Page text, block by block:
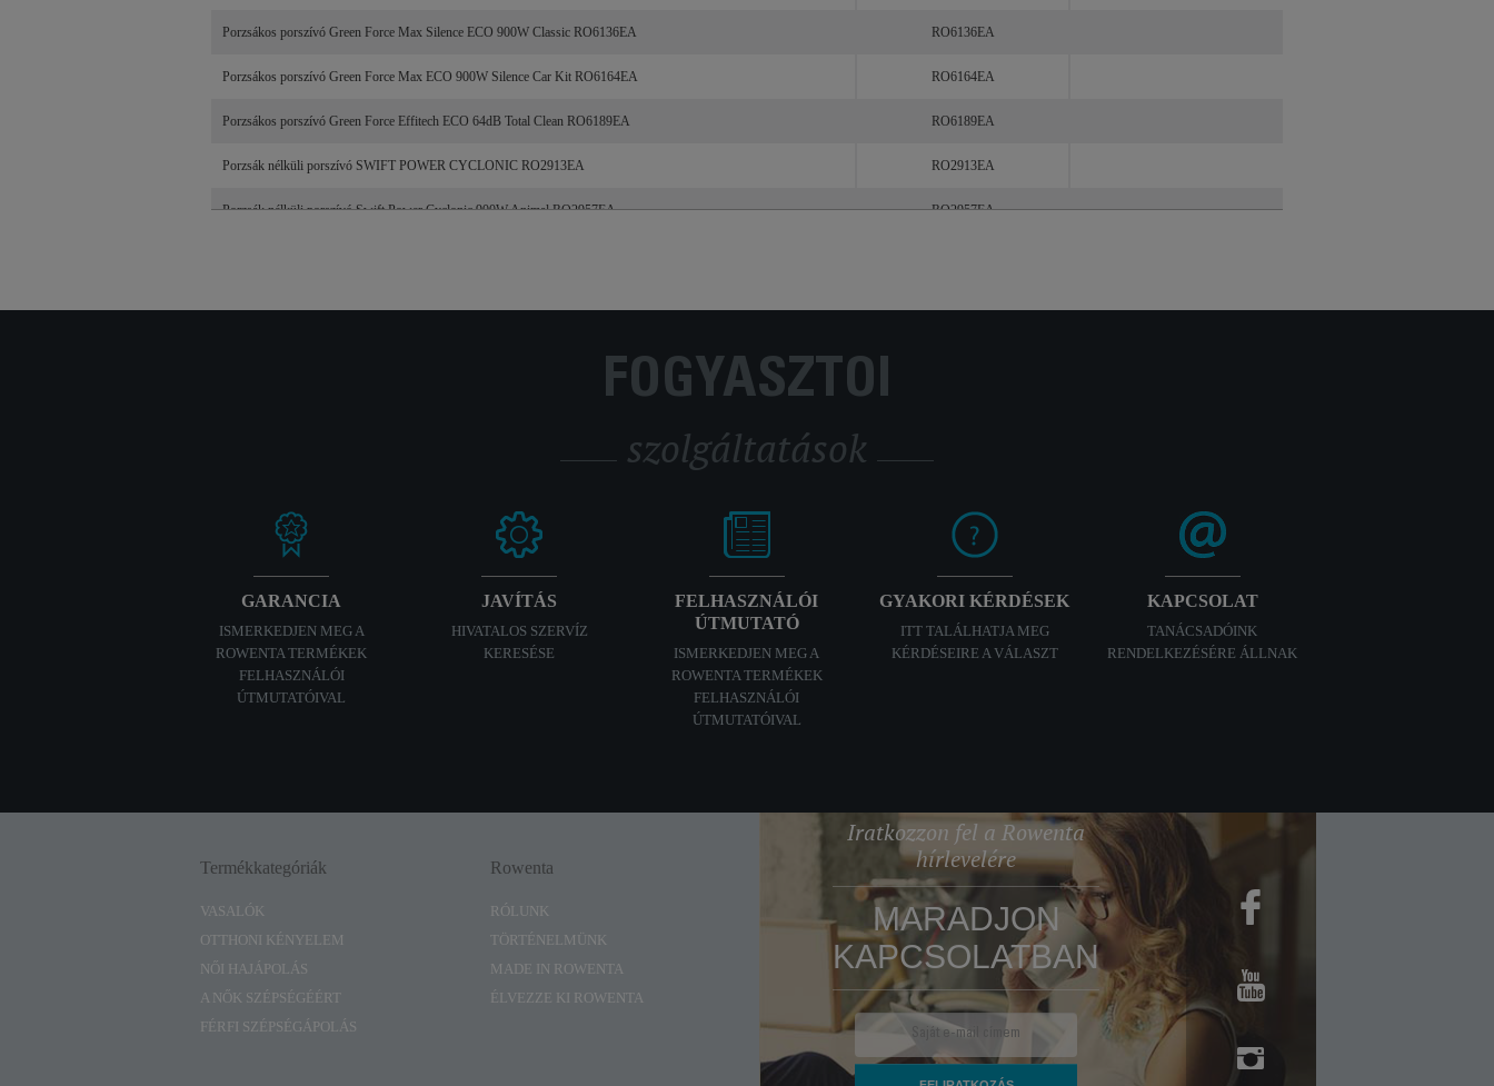
Porzsákos porszívó Green Force Max Silence ECO 900W Classic RO6136EA RO6136EA
Porzsákos porszívó Green Force Max ECO 900W Silence Car Kit RO6164EA RO6164EA
Porzsákos porszívó Green Force Effitech ECO 64dB Total Clean RO6189EA RO6189EA
Porzsák nélküli porszívó SWIFT POWER CYCLONIC RO2913EA RO2913EA
Porzsák nélküli porszívó Swift Power Cyclonic 900W Animal RO2957EA RO2957EA
FOGYASZTÓI
szolgáltatások
GARANCIA
ISMERKEDJEN MEG A
ROWENTA TERMÉKEK
FELHASZNÁLÓI
ÚTMUTATÓIVAL
JAVÍTÁS
HIVATALOS SZERVÍZ
KERESÉSE
FELHASZNÁLÓI
ÚTMUTATÓ
ISMERKEDJEN MEG A
ROWENTA TERMÉKEK
FELHASZNÁLÓI
ÚTMUTATÓIVAL
GYAKORI KÉRDÉSEK
ITT TALÁLHATJA MEG
KÉRDÉSEIRE A VÁLASZT
KAPCSOLAT
TANÁCSADÓINK
RENDELKEZÉSÉRE ÁLLNAK
Termékkategóriák
VASALÓK
OTTHONI KÉNYELEM
NŐI HAJÁPOLÁS
A NŐK SZÉPSÉGÉÉRT
FÉRFI SZÉPSÉGÁPOLÁS
Rowenta
RÓLUNK
TÖRTÉNELMÜNK
MADE IN ROWENTA
ÉLVEZZE KI ROWENTA
Iratkozzon fel a Rowenta
hírlevelére
MARADJON
KAPCSOLATBAN